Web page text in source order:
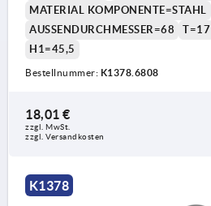
MATERIAL KOMPONENTE=STAHL
AUSSENDURCHMESSER=68
T=17
H1=45,5
Bestellnummer: K1378.6808
18,01 €
zzgl. MwSt.
zzgl. Versandkosten
K1378